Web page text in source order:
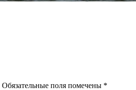
Обязательные поля помечены *